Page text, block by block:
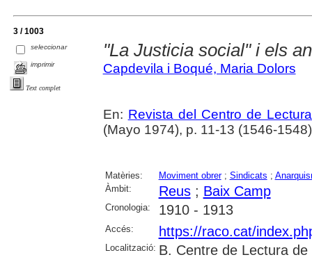
3 / 1003
seleccionar
imprimir
Text complet
"La Justicia social" i els
Capdevila i Boqué, Maria Dolors
En: Revista del Centro de
(Mayo 1974), p. 11-13 (1546-
Matèries: Moviment obrer; Sindicats ;
Àmbit:
Reus; Baix Camp
Cronologia: 1910 - 1913
Accés: https://raco.cat/
Localització: B. Centre de Lectura de